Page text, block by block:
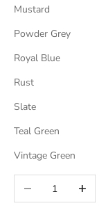
Mustard
Powder Grey
Royal Blue
Rust
Slate
Teal Green
Vintage Green
Anzahl verringern